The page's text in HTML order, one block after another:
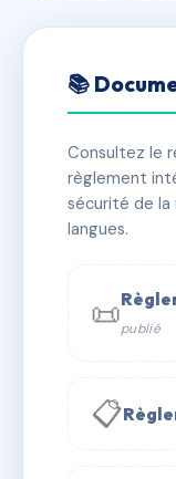
LA
✓ Immatriculée
📞 Contacter
📚
Consultez le
règlement
sécurité de la
langues.
📜publié
📋